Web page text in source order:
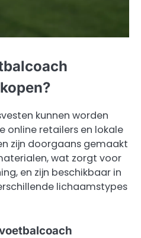
kunnen worden
online retailers en lokale
zijn doorgaans gemaakt
wat zorgt voor
en zijn beschikbaar in
lichaamstypes